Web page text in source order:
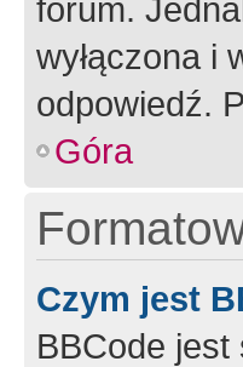
forum.
wyłączona i
odpowiedź.
Góra
Czym jest
BBCode